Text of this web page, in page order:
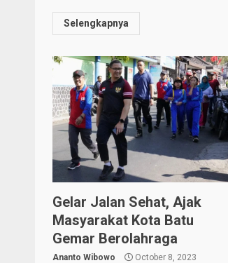
Selengkapnya
Gelar Jalan Sehat, Ajak
Masyarakat Kota Batu
Gemar Berolahraga
Ananto Wibowo October 8, 2023